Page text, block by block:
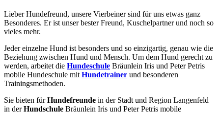
Lieber Hundefreund, unsere Vierbeiner sind für uns etwas ganz
Besonderes. Er ist unser bester Freund, Kuschelpartner und noch so
vieles mehr.
Jeder einzelne Hund ist besonders und so einzigartig, genau wie die
Beziehung zwischen Hund und Mensch. Um dem Hund gerecht zu
werden, arbeitet die Hundeschule Bräunlein Iris und Peter Petris
mobile Hundeschule mit Hundetrainer und besonderen
Trainingsmethoden.
Sie bieten fürHundefreunde in der Stadt und Region Langenfeld
in derHundschule Bräunlein Iris und Peter Petris mobile